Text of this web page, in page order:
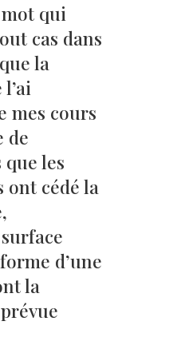
qui
cas dans
la
mes cours
de
les
cédé la
d’une
la